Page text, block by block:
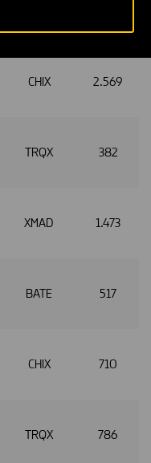
CHIX 2.569
TRQX 382
XMAD 1.473
BATE 517
CHIX 710
TRQX 786